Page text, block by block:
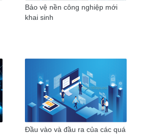
Bảo vệ nền công nghiệp mới
khai sinh
Đầu vào và đầu ra của các quá